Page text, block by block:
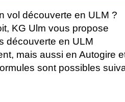
vol découverte en ULM ?
KG Ulm vous propose
découverte en ULM
mais aussi en Autogire
sont possibles